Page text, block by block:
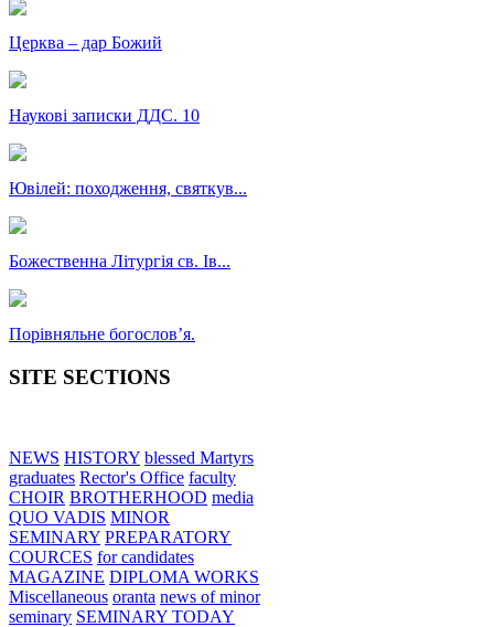
Церква – дар Божий
Наукові записки ДДС. 10
Ювілей: походження, святкув...
Божественна Літургія св. Ів...
Порівняльне богословʼя.
SITE SECTIONS
NEWS HISTORY blessed Martyrs
graduates Rector's Office faculty
CHOIR BROTHERHOOD media
QUO VADIS MINOR
SEMINARY PREPARATORY
COURCES for candidates
MAGAZINE DIPLOMA WORKS
Miscellaneous oranta news of minor
seminary SEMINARY TODAY